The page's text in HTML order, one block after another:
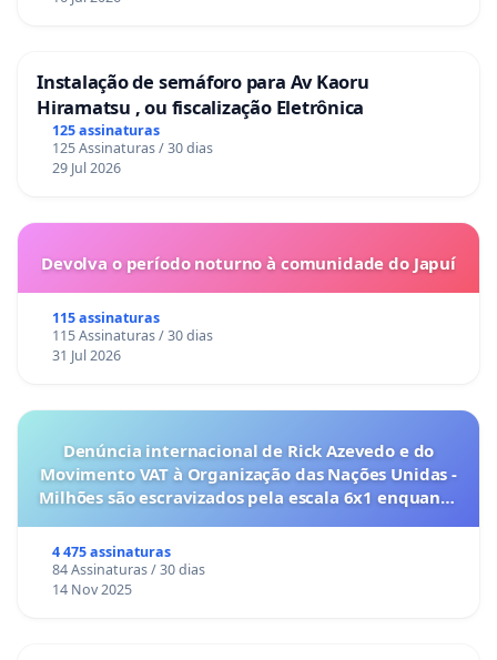
Instalação de semáforo para Av Kaoru
Hiramatsu , ou fiscalização Eletrônica
125 assinaturas
125 Assinaturas / 30 dias
29 Jul 2026
Devolva o período noturno à comunidade do Japuí
115 assinaturas
115 Assinaturas / 30 dias
31 Jul 2026
Denúncia internacional de Rick Azevedo e do
Movimento VAT à Organização das Nações Unidas -
Milhões são escravizados pela escala 6x1 enquanto
4 475 assinaturas
84 Assinaturas / 30 dias
14 Nov 2025